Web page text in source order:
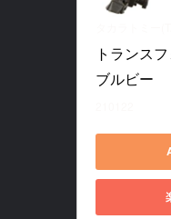
トランス
ブルビー